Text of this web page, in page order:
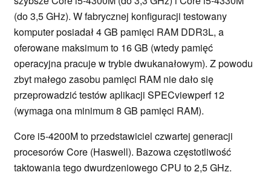
(do 3,5 GHz). W fabrycznej konfiguracji testowany
komputer posiadał 4 GB pamięci RAM DDR3L, a
oferowane maksimum to 16 GB (wtedy pamięć
operacyjna pracuje w trybie dwukanałowym). Z powodu
zbyt małego zasobu pamięci RAM nie dało się
przeprowadzić testów aplikacji SPECviewperf 12
(wymaga ona minimum 8 GB pamięci RAM).
Core i5-4200M to przedstawiciel czwartej generacji
procesorów Core (Haswell). Bazowa częstotliwość
taktowania tego dwurdzeniowego CPU to 2,5 GHz.